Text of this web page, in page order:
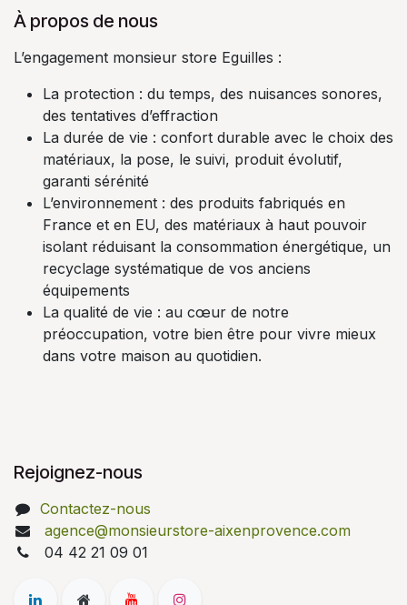
À propos de nous
L’engagement monsieur store Eguilles :
La protection : du temps, des nuisances sonores,
des tentatives d’effraction
La durée de vie : confort durable avec le choix des
matériaux, la pose, le suivi, produit évolutif,
garanti sérénité
L’environnement : des produits fabriqués en
France et en EU, des matériaux à haut pouvoir
isolant réduisant la consommation énergétique, un
recyclage systématique de vos anciens
équipements
La qualité de vie : au cœur de notre
préoccupation, votre bien être pour vivre mieux
dans votre maison au quotidien.
Rejoignez-nous
Contactez-nous
agence@monsieurstore-aixenprovence.com
04 42 21 09 01